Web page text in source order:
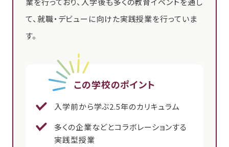
て、就職・デビューに向けた実践授業を行っていま
す。
この学校のポイント
入学前から学ぶ2.5年のカリキュラム
多くの企業などとコラボレーションする
実践型授業